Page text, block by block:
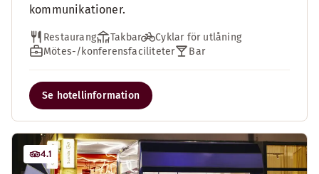
kommunikationer.
Restaurang Takbar
Cyklar för utlåning
Mötes-/konferensfaciliteter
Bar
Se hotellinformation
4.1